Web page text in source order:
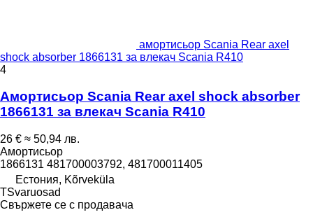
амортисьор Scania Rear axel
shock absorber 1866131 за влекач Scania R410
4
Амортисьор Scania Rear axel shock absorber
1866131 за влекач Scania R410
26 € ≈ 50,94 лв.
Амортисьор
1866131 481700003792, 481700011405
Естония, Kõrveküla
TSvaruosad
Свържете се с продавача